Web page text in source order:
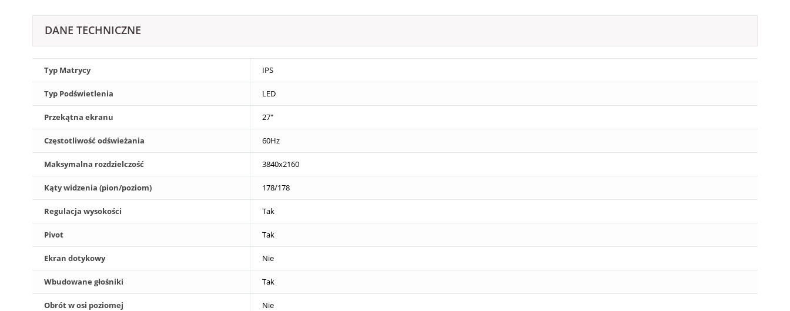
DANE TECHNICZNE
Typ Matrycy IPS
Typ Podświetlenia LED
Przekątna ekranu 27"
Częstotliwość odświeżania 60Hz
Maksymalna rozdzielczość 3840x2160
Kąty widzenia (pion/poziom) 178/178
Regulacja wysokości Tak
Pivot Tak
Ekran dotykowy Nie
Wbudowane głośniki Tak
Obrót w osi poziomej Nie